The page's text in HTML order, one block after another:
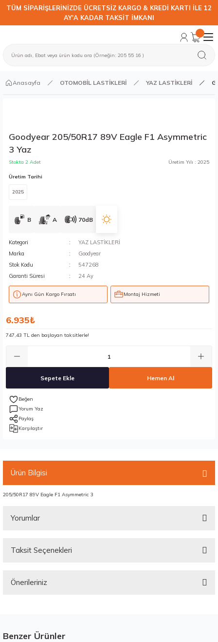
TÜM SİPARİŞLERİNİZDE ÜCRETSİZ KARGO & KREDİ KARTI İLE 12
AY'A KADAR TAKSİT İMKANI
Anasayfa OTOMOBİL LASTİKLERİ YAZ LASTİKLERİ
Goodyear 205/50R17 89V Eagle F1 Asymmetric
3 Yaz
Stokta 2 Adet Üretim Yılı : 2025
Üretim Tarihi
2025
B A 70dB
Kategori
YAZ LASTİKLERİ
Marka
Goodyear
Stok Kodu
547268
Garanti Süresi
24 Ay
Aynı Gün Kargo Fırsatı Montaj Hizmeti
6.935₺
747,43 TL den başlayan taksitlerle!
Sepete Ekle Hemen Al
Yorum Yaz
Paylaş
Karşılaştır
Ürün Bilgisi
205/50R17 89V Eagle F1 Asymmetric 3
Yorumlar
Taksit Seçenekleri
Önerileriniz
Görüş ve önerileriniz için teşekkür ederiz.
Benzer Ürünler